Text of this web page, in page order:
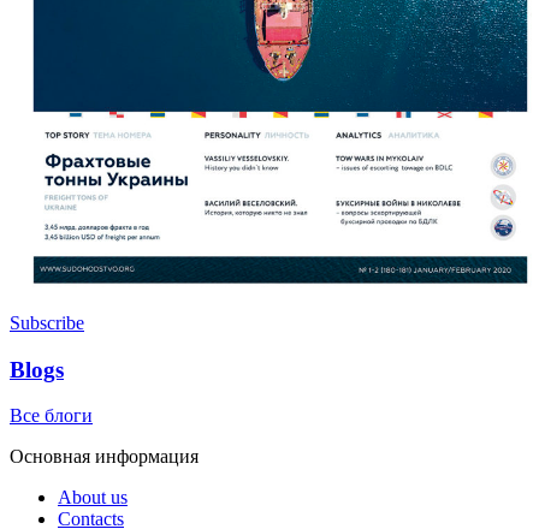
Subscribe
Blogs
Все блоги
Основная информация
About us
Contacts